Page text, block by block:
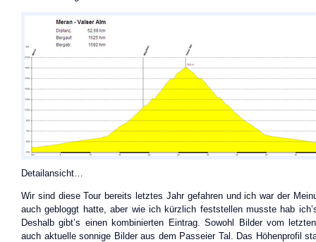
Detailansicht…
Wir sind diese Tour bereits letztes Jahr gefahren und ich war der
auch gebloggt hatte, aber wie ich kürzlich feststellen musste hab
Deshalb gibt’s einen kombinierten Eintrag. Sowohl Bilder vom
auch aktuelle sonnige Bilder aus dem Passeier Tal. Das Höhenprofil